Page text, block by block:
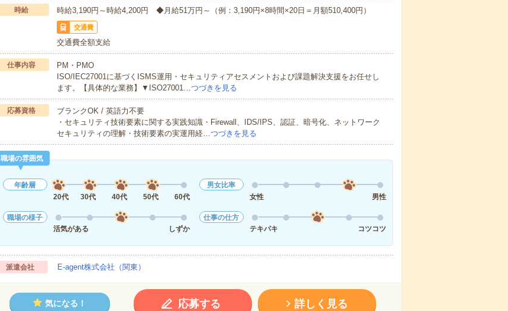
時給 時給3,190円～時給4,200円 ◆月給51万円～（例：3,190円×8時間×20日＝月額510,400円）
交通費
交通費全額支給
仕事内容
PM・PMO
ISO/IEC27001に基づくISMS運用・セキュリティアセスメントおよび課題解決支援をお任せし
ます。【具体的な業務】▼ISO27001…つづきを見る
応募資格
ブランクOK / 英語力不要
・セキュリティ技術要素に関する実践知識・Firewall、IDS/IPS、認証、暗号化、ネットワーク
セキュリティの理解・技術要素の実運用経…つづきを見る
職場の雰囲気
年齢層
20代
30代 40代 50代 60代
男女比率
女性
男性
職場の様子
活気がある
しずか
仕事の仕方
テキパキ
コツコツ
派遣会社 E-agent株式会社（関東）
気になる！ 応募する 詳しく見る